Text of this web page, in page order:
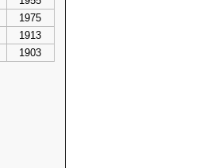
1975
1913
1903